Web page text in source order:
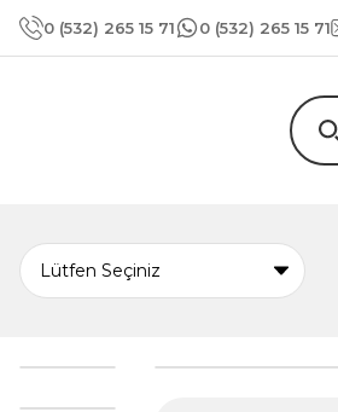
0 (532) 265 15 71 0 (532) 265 15 71